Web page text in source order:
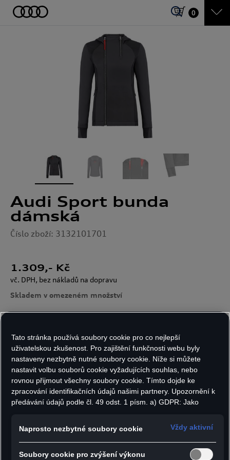
0
Audi Sport bunda
dámská
Číslo zboží: 3132101701
1.309,- Kč
vč. DPH, bez nákladů na dopravu
Skladem v omezeném množství
Počet kusů:
Do košíku
- Lehká středovrstvá bunda s kapucí poskytuje
spolehlivou ochranu před chladem a příjemně
Tato stránka používá soubory cookie pro co nejlepší
uživatelskou zkušenost. Pro zajištění funkčnosti webu byly
nastaveny nezbytně nutné soubory cookie. Níže si můžete
nastavit volbu souborů cookie vyžadujících souhlas, nebo
rovnou přijmout všechny soubory cookie. Tímto dojde ke
zpracování identifikačních údajů našimi partnery. Upozornění k
předávání údajů podle čl. 49 odst. 1 písm. a) GDPR: Jako
používán Google Analytics. Nelze vyloučit, že společnost
Google Ireland jako náš smluvní partner předává osobní údaje
do USA (zejména společnosti Google LLC). Ve Spojených
státech neexistuje úroveň ochrany osobních údajů věcně
Naprosto nezbytné soubory cookie Vždy aktivní
Soubory cookie pro zvýšení výkonu